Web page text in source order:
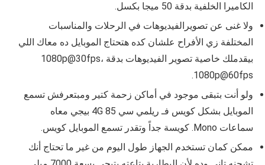
الكاميرا الخلفية بدقة 50 ميجا بكسل.
ولا غنى عن تصويرالفيديوهات في الرحلات والمناسبات
المختلفة زي الأفراح علشان كده هتحتاج الموبايل ده معاك اللي
بيقدملك خاصية تصوير الفيديوهات بدقة 1080p@30fps،
1080p@60fps.
ولو أنت بتبقى موجود في أماكن زحمة كتير ومبتعرفش تسمع
الموبايل بشكل كويس فـ ريلمي سي 85 4G بيجي معاه
سماعات Mono. كويسة جداً وتقدر تسمع الموبايل كويس.
ممكن كمان تستخدم الجهاز طول اليوم من غير ما تحتاج أنك